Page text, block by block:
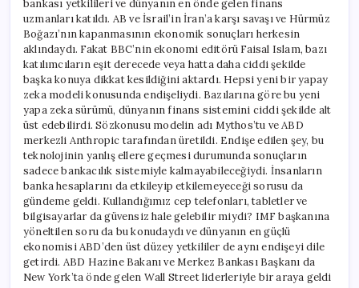
bankası yetkilileri ve dünyanın en önde gelen finans
uzmanları katıldı. AB ve İsrail’in İran’a karşı savaşı ve Hürmüz
Boğazı’nın kapanmasının ekonomik sonuçları herkesin
aklındaydı. Fakat BBC’nin ekonomi editörü Faisal Islam, bazı
katılımcıların eşit derecede veya hatta daha ciddi şekilde
başka konuya dikkat kesildiğini aktardı. Hepsi yeni bir yapay
zeka modeli konusunda endişeliydi. Bazılarına göre bu yeni
yapa zeka sürümü, dünyanın finans sistemini ciddi şekilde alt
üst edebilirdi. Sözkonusu modelin adı Mythos’tu ve ABD
merkezli Anthropic tarafından üretildi. Endişe edilen şey, bu
teknolojinin yanlış ellere geçmesi durumunda sonuçların
sadece bankacılık sistemiyle kalmayabileceğiydi. İnsanların
banka hesaplarını da etkileyip etkilemeyeceği sorusu da
gündeme geldi. Kullandığımız cep telefonları, tabletler ve
bilgisayarlar da güvensiz hale gelebilir miydi? IMF başkanına
yöneltilen soru da bu konudaydı ve dünyanın en güçlü
ekonomisi ABD’den üst düzey yetkililer de aynı endişeyi dile
getirdi. ABD Hazine Bakanı ve Merkez Bankası Başkanı da
New York’ta önde gelen Wall Street liderleriyle bir araya geldi